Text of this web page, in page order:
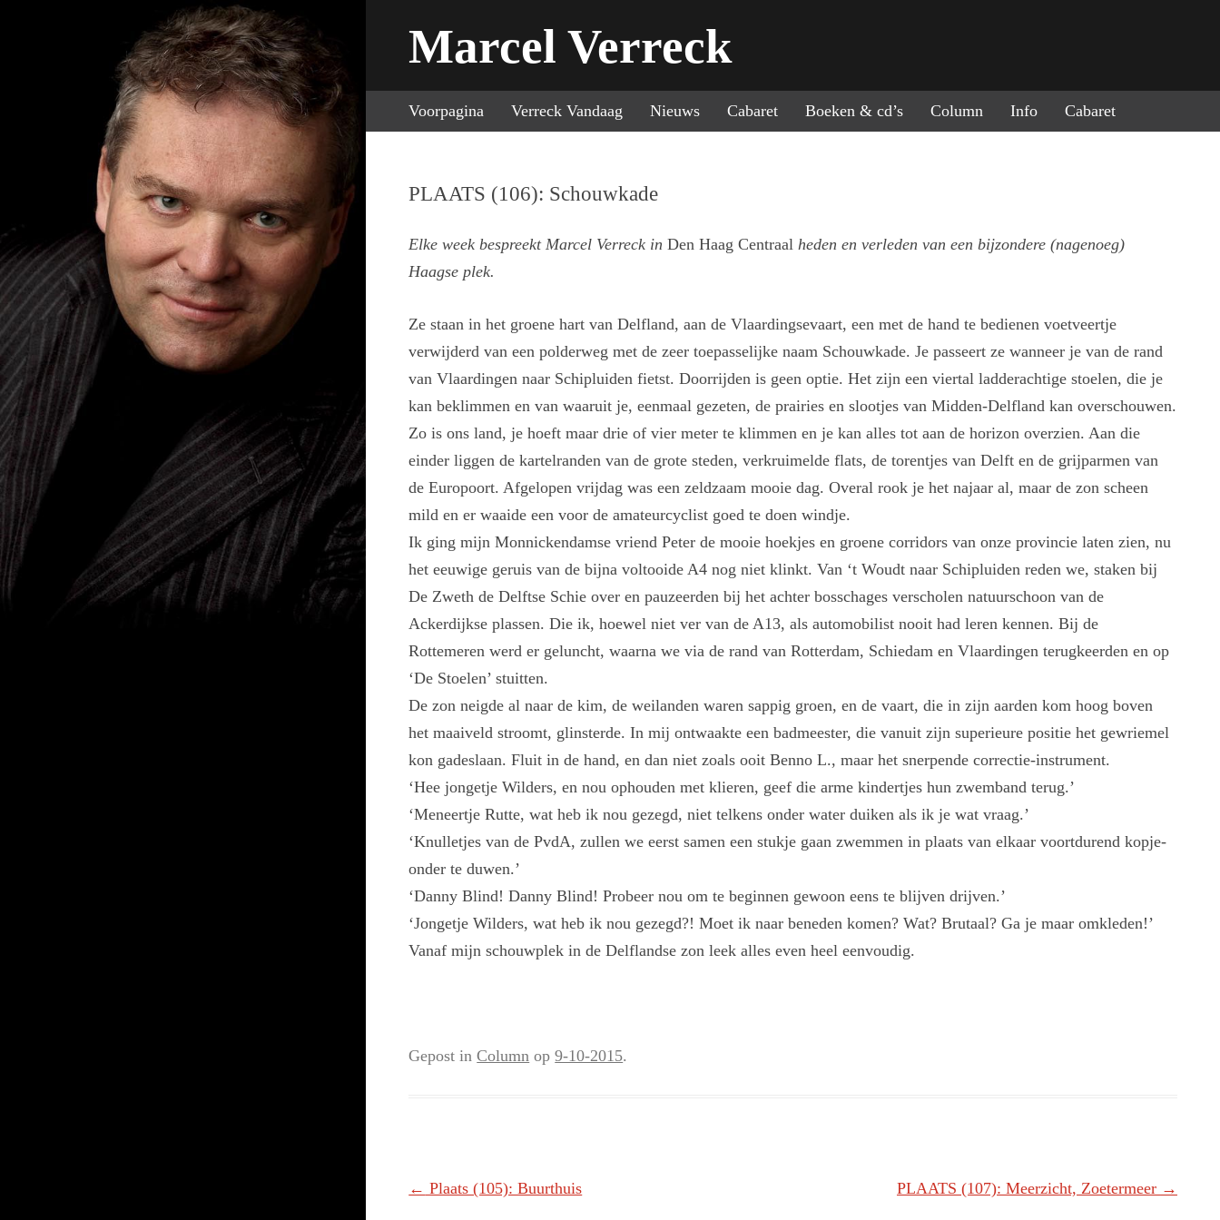
Marcel Verreck
Voorpagina Verreck Vandaag Nieuws Cabaret Boeken & cd’s Column Info Cabaret
PLAATS (106): Schouwkade
Elke week bespreekt Marcel Verreck in Den Haag Centraalheden en verleden van een bijzondere (nagenoeg)
Haagse plek.
Ze staan in het groene hart van Delfland, aan de Vlaardingsevaart, een met de hand te bedienen voetveertje
verwijderd van een polderweg met de zeer toepasselijke naam Schouwkade. Je passeert ze wanneer je van de rand
van Vlaardingen naar Schipluiden fietst. Doorrijden is geen optie. Het zijn een viertal ladderachtige stoelen, die je
kan beklimmen en van waaruit je, eenmaal gezeten, de prairies en slootjes van Midden-Delfland kan overschouwen.
Zo is ons land, je hoeft maar drie of vier meter te klimmen en je kan alles tot aan de horizon overzien. Aan die
einder liggen de kartelranden van de grote steden, verkruimelde flats, de torentjes van Delft en de grijparmen van
de Europoort. Afgelopen vrijdag was een zeldzaam mooie dag. Overal rook je het najaar al, maar de zon scheen
mild en er waaide een voor de amateurcyclist goed te doen windje.
Ik ging mijn Monnickendamse vriend Peter de mooie hoekjes en groene corridors van onze provincie laten zien, nu
het eeuwige geruis van de bijna voltooide A4 nog niet klinkt. Van ‘t Woudt naar Schipluiden reden we, staken bij
De Zweth de Delftse Schie over en pauzeerden bij het achter bosschages verscholen natuurschoon van de
Ackerdijkse plassen. Die ik, hoewel niet ver van de A13, als automobilist nooit had leren kennen. Bij de
Rottemeren werd er geluncht, waarna we via de rand van Rotterdam, Schiedam en Vlaardingen terugkeerden en op
‘De Stoelen’ stuitten.
De zon neigde al naar de kim, de weilanden waren sappig groen, en de vaart, die in zijn aarden kom hoog boven
het maaiveld stroomt, glinsterde. In mij ontwaakte een badmeester, die vanuit zijn superieure positie het gewriemel
kon gadeslaan. Fluit in de hand, en dan niet zoals ooit Benno L., maar het snerpende correctie-instrument.
‘Hee jongetje Wilders, en nou ophouden met klieren, geef die arme kindertjes hun zwemband terug.’
‘Meneertje Rutte, wat heb ik nou gezegd, niet telkens onder water duiken als ik je wat vraag.’
‘Knulletjes van de PvdA, zullen we eerst samen een stukje gaan zwemmen in plaats van elkaar voortdurend kopje-
onder te duwen.’
‘Danny Blind! Danny Blind! Probeer nou om te beginnen gewoon eens te blijven drijven.’
‘Jongetje Wilders, wat heb ik nou gezegd?! Moet ik naar beneden komen? Wat? Brutaal? Ga je maar omkleden!’
Vanaf mijn schouwplek in de Delflandse zon leek alles even heel eenvoudig.
Gepost inColumn op9-10-2015.
Berichtnavigatie
← Plaats (105): Buurthuis PLAATS (107): Meerzicht, Zoetermeer →